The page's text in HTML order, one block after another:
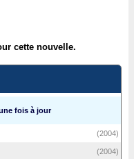
cette nouvelle.
fois à jour
(2004)
(2004)